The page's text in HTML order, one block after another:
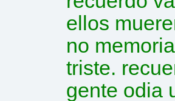
ellos
no
triste.
gente odia